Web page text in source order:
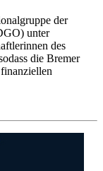
der
unter
des
die Bremer